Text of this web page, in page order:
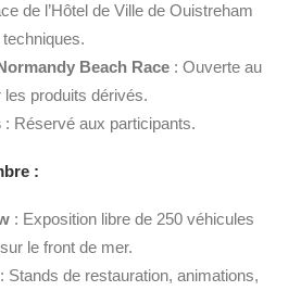
de l’Hôtel de Ville de Ouistreham
Beach Race : Ouverte au
produits dérivés.
: Réservé aux participants.
:
: Exposition libre de 250 véhicules
le front de mer.
: Stands de restauration, animations,